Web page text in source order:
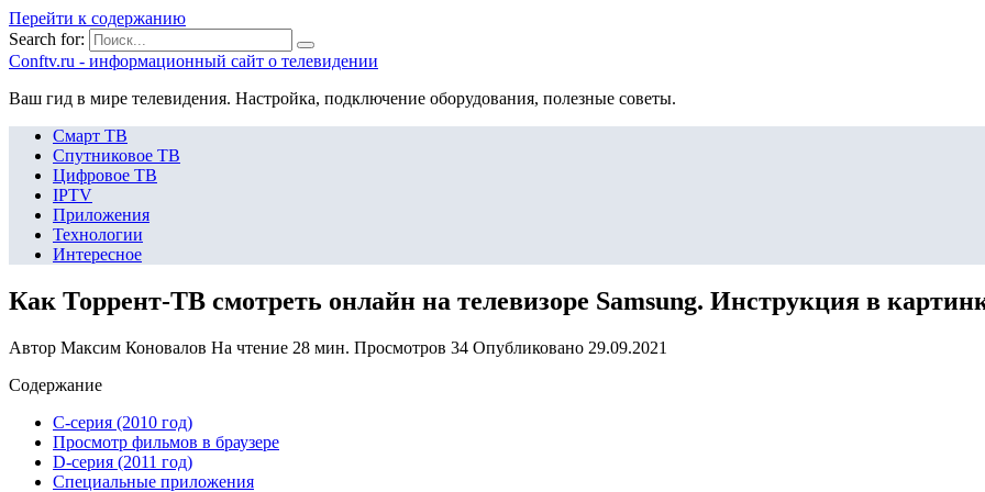
Перейти к содержанию
Search for:
Сonftv.ru - информационный сайт о телевидении
Ваш гид в мире телевидения. Настройка, подключение оборудования, полезные советы.
Смарт ТВ
Спутниковое ТВ
Цифровое ТВ
IPTV
Приложения
Технологии
Интересное
Как Торрент-ТВ смотреть онлайн на телевизоре Samsung. Инструкция в
Автор Максим Коновалов На чтение 28 мин. Просмотров 34 Опубликовано 29.09.2021
Содержание
C-серия (2010 год)
Просмотр фильмов в браузере
D-серия (2011 год)
Специальные приложения